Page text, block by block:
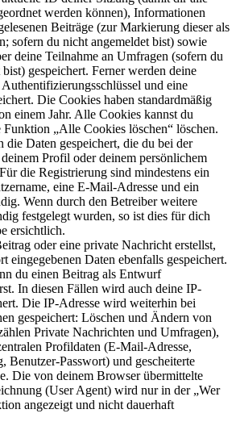
werden können), Informationen
Beiträge (zur Markierung dieser als
sofern du nicht angemeldet bist) sowie
deine Teilnahme an Umfragen (sofern du
gespeichert. Ferner werden deine
und eine
Die Cookies haben standardmäßig
einem Jahr. Alle Cookies kannst du
Funktion „Alle Cookies löschen“ löschen.
die Daten gespeichert, die du bei der
Profil oder deinem persönlichem
die Registrierung sind mindestens ein
eine E-Mail-Adresse und ein
Wenn durch den Betreiber weitere
festgelegt wurden, so ist dies für dich
ersichtlich.
oder eine private Nachricht erstellst,
eingegebenen Daten ebenfalls gespeichert.
du einen Beitrag als Entwurf
In diesen Fällen wird auch deine IP-
Die IP-Adresse wird weiterhin bei
gespeichert: Löschen und Ändern von
Private Nachrichten und Umfragen),
Profildaten (E-Mail-Adresse,
Benutzer-Passwort) und gescheiterte
Die von deinem Browser übermittelte
(User Agent) wird nur in der „Wer
angezeigt und nicht dauerhaft